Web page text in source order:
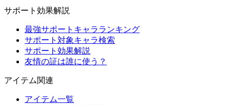
サポート効果解説
最強サポートキャラランキング
サポート対象キャラ検索
サポート効果解説
友情の証は誰に使う？
アイテム関連
アイテム一覧